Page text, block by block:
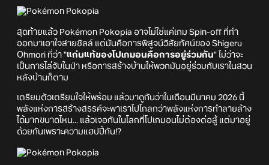
สุดท้ายแล้ว Pokémon Pokopia อาจไม่ใช่แค่เกม Spin-off ที่ทำ
ออกมาเอาใจสายชิลล์ แต่มันคือการพิสูจน์วิสัยทัศน์ของ Shigeru
Ohmori ที่ว่า "แก่นแท้ของโปเกมอนคือการอยู่ร่วมกัน" ไม่ว่าจะ
เป็นการไล่จับในป่า หรือการสร้างบ้านให้พวกมันอยู่ร่วมกับเราในสวน
หลังบ้านก็ตาม
เตรียมตัวเตรียมใจให้พร้อม แล้วมาดูกันว่าในเดือนมีนาคม 2026 นี้
พลังแห่งการสร้างสรรค์จะพาเราไปไกลกว่าพลังแห่งการทำลายล้าง
ได้มากขนาดไหน... แล้วเจอกันในโลกที่โปเกมอนไม่ต้องต่อสู้ แต่มาอยู่
ด้วยกันเพราะความแฮปปี้กัน!?